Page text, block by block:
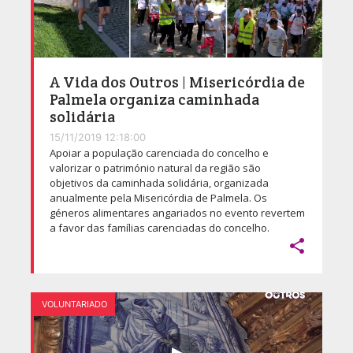
A Vida dos Outros | Misericórdia de
Palmela organiza caminhada
solidária
15/11/2019 12:18:00
Apoiar a população carenciada do concelho e
valorizar o património natural da região são
objetivos da caminhada solidária, organizada
anualmente pela Misericórdia de Palmela. Os
géneros alimentares angariados no evento revertem
a favor das famílias carenciadas do concelho.

VOLUNTARIADO